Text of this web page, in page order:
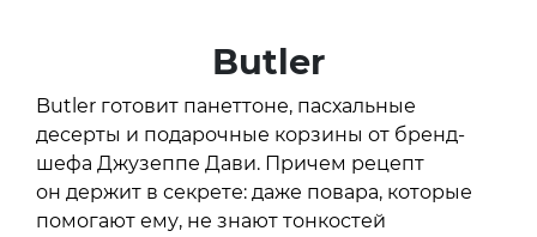
Butler
Butler готовит панеттоне, пасхальные
десерты и подарочные корзины от бренд-
шефа Джузеппе Дави. Причем рецепт
он держит в секрете: даже повара, которые
помогают ему, не знают тонкостей